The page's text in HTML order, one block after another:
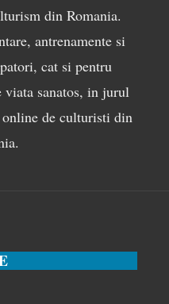
din Romania.
antrenamente si
cat si pentru
viata sanatos, in jurul
de culturisti din